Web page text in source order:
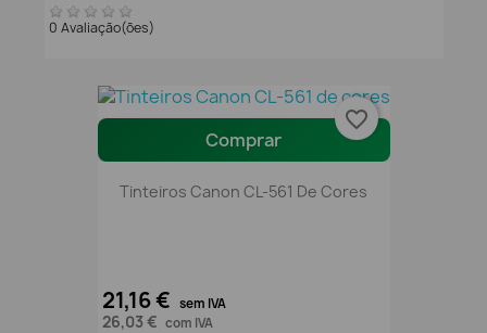
0 Avaliação(ões)
Comprar
Tinteiros Canon CL-561 De Cores
21,16 € sem IVA
26,03 € com IVA
favorite_border